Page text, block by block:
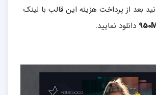
بعد از پرداخت هزینه این قالب با لینک
دانلود نمایید.